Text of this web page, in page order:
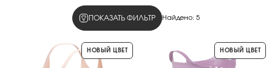
ПОКАЗАТЬ ФИЛЬТР Найдено: 5
НОВЫЙ ЦВЕТ НОВЫЙ ЦВЕТ